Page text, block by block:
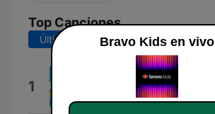
Top Canciones
Últimos 7 días Últimos 30 días
1 Pošla Patka Preko Save
Zabocki malisani
Bravo Kids en vivo